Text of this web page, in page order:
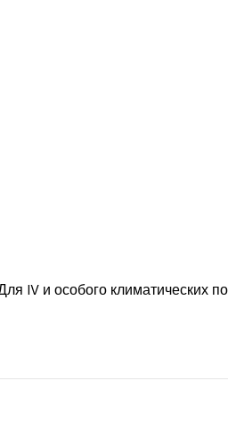
IV и особого климатических